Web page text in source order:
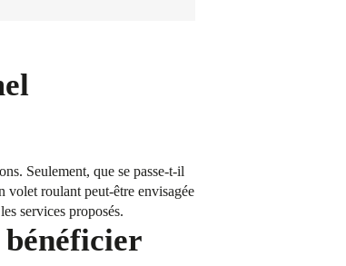
Seulement, que se passe-t-il
volet roulant peut-être envisagée
services proposés.